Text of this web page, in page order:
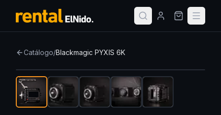
Catálogo/Blackmagic PYXIS 6K
Nuevo